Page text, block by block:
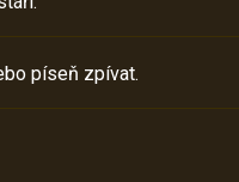
píseň zpívat.